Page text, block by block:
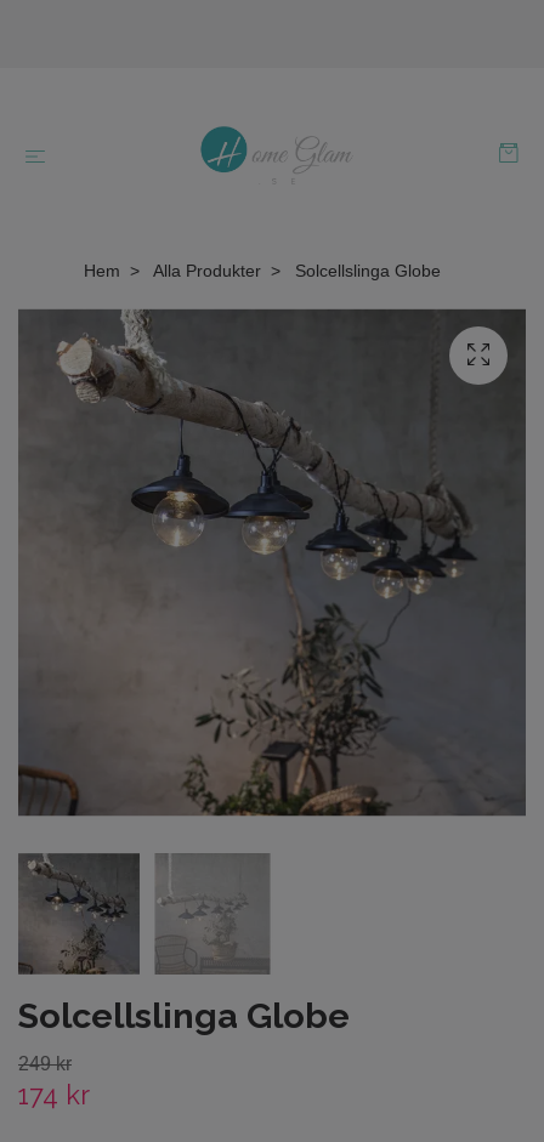
Hem Alla Produkter Solcellslinga Globe
Solcellslinga Globe
249 kr
174 kr